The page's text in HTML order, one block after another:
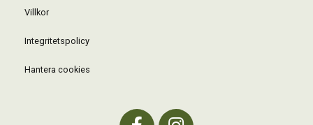
Villkor
Integritetspolicy
Hantera cookies